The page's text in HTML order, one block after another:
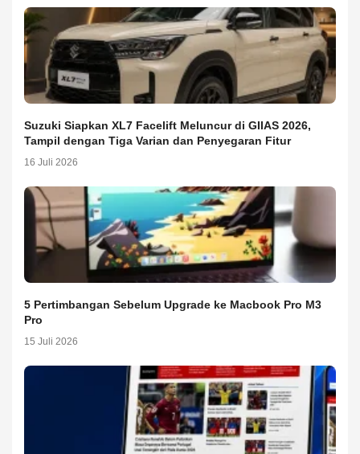
Suzuki Siapkan XL7 Facelift Meluncur di GIIAS 2026,
Tampil dengan Tiga Varian dan Penyegaran Fitur
16 Juli 2026
5 Pertimbangan Sebelum Upgrade ke Macbook Pro M3
Pro
15 Juli 2026